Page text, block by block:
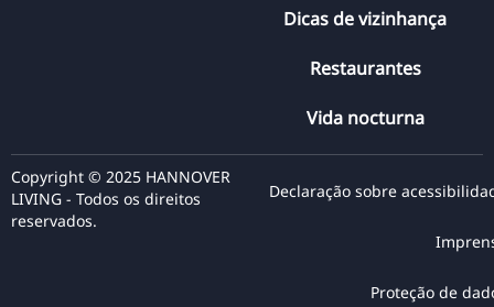
Dicas de vizinhança
Restaurantes
Vida nocturna
Copyright © 2025 HANNOVER
LIVING - Todos os direitos
reservados.
Declaração sobre
Proteção de